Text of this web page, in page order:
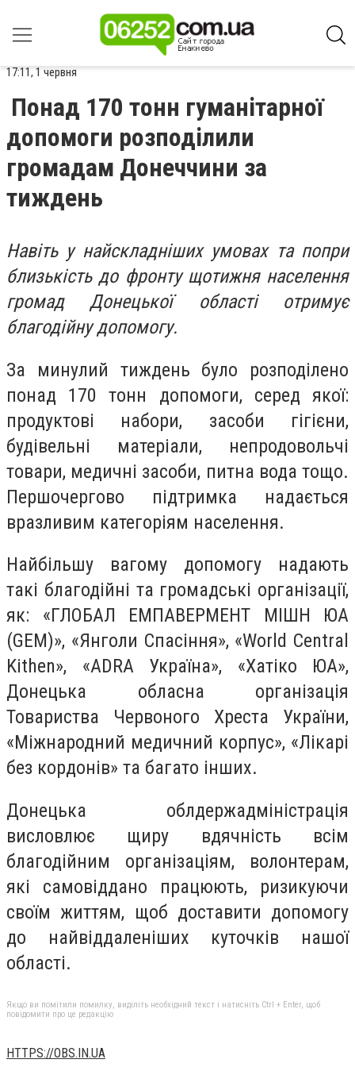
17:11, 1 червня
Понад 170 тонн гуманітарної
допомоги розподілили
громадам Донеччини за
тиждень
Навіть у найскладніших умовах та попри
близькість до фронту щотижня населення
громад Донецької області отримує
благодійну допомогу.
За минулий тиждень було розподілено
понад 170 тонн допомоги, серед якої:
продуктові набори, засоби гігієни,
будівельні матеріали, непродовольчі
товари, медичні засоби, питна вода тощо.
Першочергово підтримка надається
вразливим категоріям населення.
Найбільшу вагому допомогу надають
такі благодійні та громадські організації,
як: «ГЛОБАЛ ЕМПАВЕРМЕНТ МІШН ЮА
(GEM)», «Янголи Спасіння», «World Central
Kithen», «ADRA Україна», «Хатіко ЮА»,
Донецька обласна організація
Товариства Червоного Хреста України,
«Міжнародний медичний корпус», «Лікарі
без кордонів» та багато інших.
Донецька облдержадміністрація
висловлює щиру вдячність всім
благодійним організаціям, волонтерам,
які самовіддано працюють, ризикуючи
своїм життям, щоб доставити допомогу
до найвіддаленіших куточків нашої
області.
Якщо ви помітили помилку, виділіть необхідний текст і натисніть Ctrl + Enter, щоб
повідомити про це редакцію
HTTPS://OBS.IN.UA